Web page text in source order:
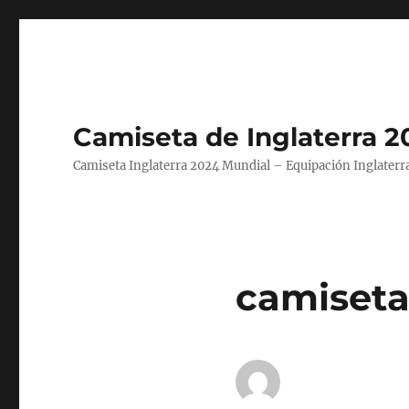
Camiseta de Inglaterra
Camiseta Inglaterra 2024 Mundial – Equipación